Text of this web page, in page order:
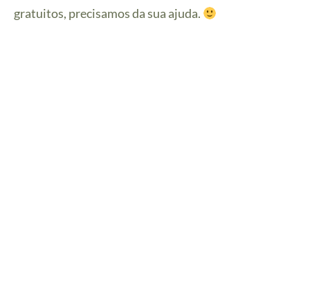
gratuitos, precisamos da sua ajuda.